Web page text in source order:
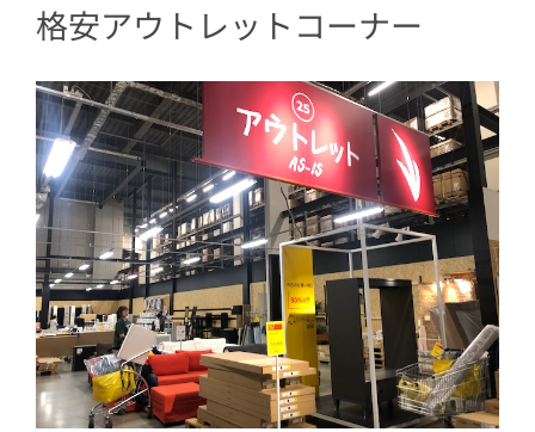
格安アウトレットコーナー